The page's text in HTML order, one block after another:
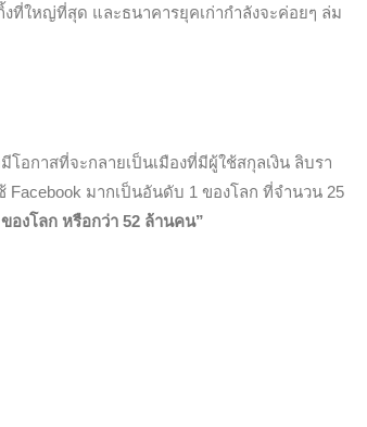
งที่ใหญ่ที่สุด และธนาคารยุคเก่ากำลังจะค่อยๆ ล่ม
โอกาสที่จะกลายเป็นเมืองที่มีผู้ใช้สกุลเงิน ลิบรา
Facebook มากเป็นอันดับ 1 ของโลก ที่จำนวน 25
องโลก หรือกว่า 52 ล้านคน”